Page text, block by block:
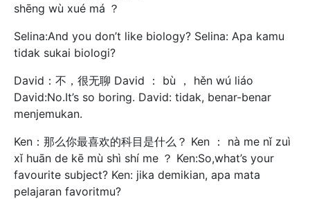
shēng wù xué má ？
Selina:And you don’t like biology? Selina: Apa kamu
tidak sukai biologi?
David：不，很无聊 David ： bù ， hěn wú liáo
David:No.It’s so boring. David: tidak, benar-benar
menjemukan.
Ken：那么你最喜欢的科目是什么？ Ken ： nà me nǐ zuì
xǐ huān de kē mù shì shí me ？ Ken:So,what’s your
favourite subject? Ken: jika demikian, apa mata
pelajaran favoritmu?